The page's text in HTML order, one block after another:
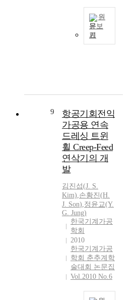
원
문보
기
9
항공기회전익
가공용 연속
드레싱 트윈
휠 Creep-Feed
연삭기의 개
발
김진섭(J. S.
Kim),손황진(H.
J. Son),정윤교(Y.
G. Jung)
한국기계가공
학회
2010
한국기계가공
학회 춘추계학
술대회 논문집
Vol.2010 No.6